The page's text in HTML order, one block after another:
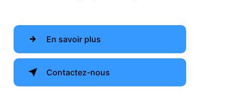
En savoir plus
Contactez-nous